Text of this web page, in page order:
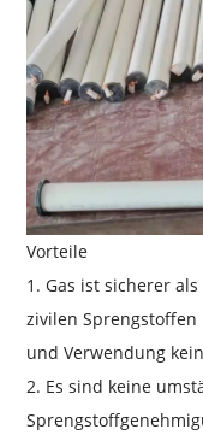
Vorteile
1. Gas ist sicherer
zivilen
und Verwendung
2. Es sind keine